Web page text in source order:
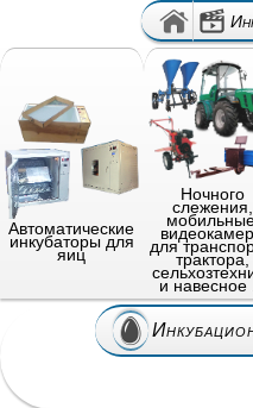
Автоматические
инкубаторы для
яиц
Ночного
слежения,
для
трактора,
и навесное